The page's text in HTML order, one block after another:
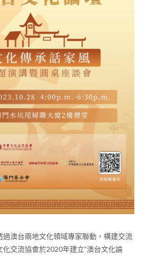
過澳台兩地文化領域專家聯動，構建交流
化交流協會於2020年建立”澳台文化論